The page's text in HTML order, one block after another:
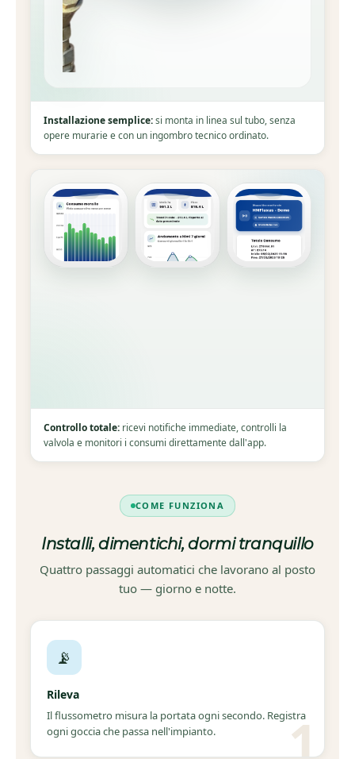
Installazione semplice:si monta in linea sul tubo, senza
opere murarie e con un ingombro tecnico ordinato.
Controllo totale:ricevi notifiche immediate, controlli la
valvola e monitori i consumi direttamente dall'app.
COME FUNZIONA
Installi, dimentichi, dormi tranquillo
Quattro passaggi automatici che lavorano al posto
tuo — giorno e notte.
📡
Rileva
Il flussometro misura la portata ogni secondo. Registra
ogni goccia che passa nell'impianto.